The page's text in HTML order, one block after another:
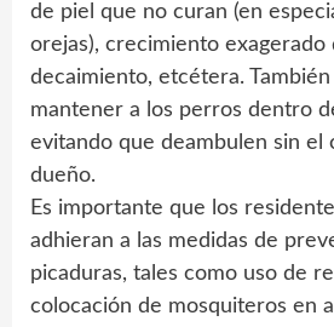
de piel que no curan (en
orejas), crecimiento exagerado
decaimiento, etcétera.
mantener a los perros dentro
evitando que deambulen sin el
dueño.
Es importante que los
adhieran a las medidas de
picaduras, tales como uso de
colocación de mosquiteros en